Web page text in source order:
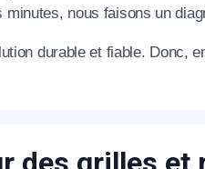
nous faisons un
durable et fiable. Donc,